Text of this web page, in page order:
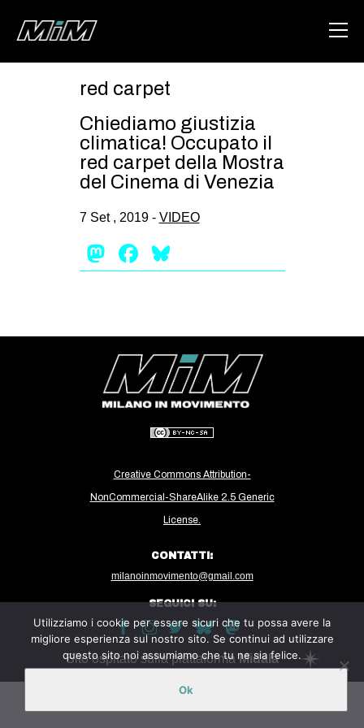
ABOUT
AREA
CSOA LAMBRETTA
ZAM
MILANO
MOBILITAZIONI
SPAZI
AMBIENTE
DIRITTO ALL’ABITARE
GENERI
MIGRAZIONI
PRECARIATO
REPRESSIONE
STUDENTI
red carpet
Chiediamo giustizia
climatica! Occupato il
red carpet della Mostra
del Cinema di Venezia
7 Set , 2019 - VIDEO
Mastodon
Facebook
Creative Commons Attribution-
NonCommercial-ShareAlike 2.5 Generic
License.
CONTATTI:
milanoinmovimento@gmail.com
SEGUICI SU:
Sito ospitato sulla piattaformaMidala
Utilizziamo i cookie per essere sicuri che tu possa avere la
migliore esperienza sul nostro sito. Se continui ad utilizzare
questo sito noi assumiamo che tu ne sia felice.
Ok